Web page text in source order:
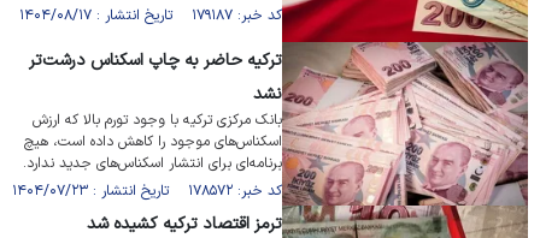
کد خبر: ۱۷۹۱۸۷ تاریخ انتشار : ۱۴۰۴/۰۸/۱۷
ترکیه حاضر به چاپ اسکناس درشت‌تر
نشد
بانک مرکزی ترکیه با وجود تورم بالا که ارزش
اسکناس‌های موجود را کاهش داده است، هیچ
برنامه‌ای برای انتشار اسکناس‌های جدید ندارد.
کد خبر: ۱۷۸۵۷۲ تاریخ انتشار : ۱۴۰۴/۰۷/۲۳
ترمز اقتصاد ترکیه کشیده شد